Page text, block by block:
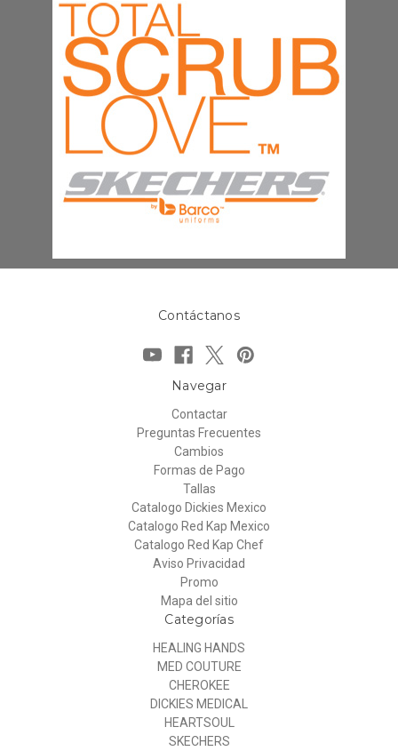
Contáctanos
Navegar
Contactar
Preguntas Frecuentes
Cambios
Formas de Pago
Tallas
Catalogo Dickies Mexico
Catalogo Red Kap Mexico
Catalogo Red Kap Chef
Aviso Privacidad
Promo
Mapa del sitio
Categorías
HEALING HANDS
MED COUTURE
CHEROKEE
DICKIES MEDICAL
HEARTSOUL
SKECHERS